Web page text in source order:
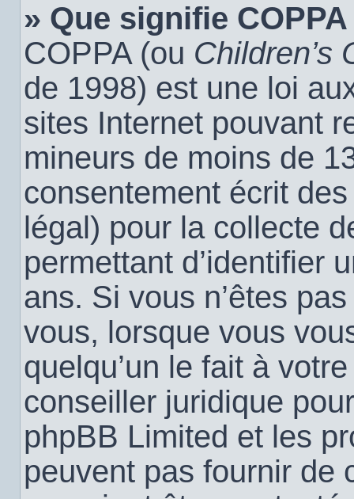
» Que signifie
COPPA (ou Children’s
de 1998) est une loi
sites Internet pouvant
mineurs de moins de
consentement écrit
légal) pour la collecte
permettant d’identifier
ans. Si vous n’êtes
vous, lorsque vous
quelqu’un le fait à
conseiller juridique
phpBB Limited et les
peuvent pas fournir de